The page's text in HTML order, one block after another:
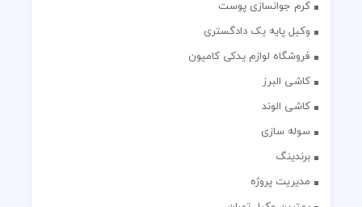
کرم جوانسازی پوست
وکیل پایه یک دادگستری
فروشگاه لوازم یدکی کامیون
کاشی البرز
کاشی الوند
سوله سازی
برندینگ
مدیریت پروژه